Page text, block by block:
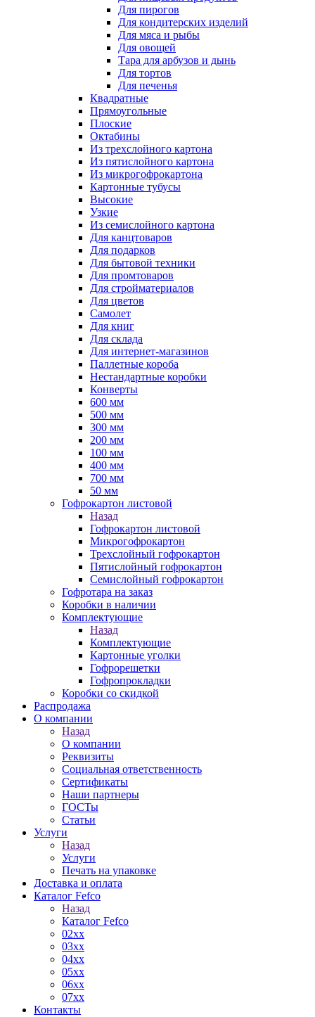
Для пирогов
Для кондитерских изделий
Для мяса и рыбы
Для овощей
Тара для арбузов и дынь
Для тортов
Для печенья
Квадратные
Прямоугольные
Плоские
Октабины
Из трехслойного картона
Из пятислойного картона
Из микрогофрокартона
Картонные тубусы
Высокие
Узкие
Из семислойного картона
Для канцтоваров
Для подарков
Для бытовой техники
Для промтоваров
Для стройматериалов
Для цветов
Самолет
Для книг
Для склада
Для интернет-магазинов
Паллетные короба
Нестандартные коробки
Конверты
600 мм
500 мм
300 мм
200 мм
100 мм
400 мм
700 мм
50 мм
Гофрокартон листовой
Назад
Гофрокартон листовой
Микрогофрокартон
Трехслойный гофрокартон
Пятислойный гофрокартон
Семислойный гофрокартон
Гофротара на заказ
Коробки в наличии
Комплектующие
Назад
Комплектующие
Картонные уголки
Гофрорешетки
Гофропрокладки
Коробки со скидкой
Распродажа
О компании
Назад
О компании
Реквизиты
Социальная ответственность
Сертификаты
Наши партнеры
ГОСТы
Статьи
Услуги
Назад
Услуги
Печать на упаковке
Доставка и оплата
Каталог Fefco
Назад
Каталог Fefco
02xx
03xx
04xx
05xx
06xx
07xx
Контакты